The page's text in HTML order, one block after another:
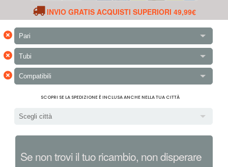
INVIO GRATIS ACQUISTI SUPERIORI 49,99€
× Pari
× Tubi
× Compatibili
SCOPRI SE LA SPEDIZIONE È INCLUSA ANCHE NELLA TUA CITTÀ
Scegli città
Se non trovi il tuo ricambio, non disperare